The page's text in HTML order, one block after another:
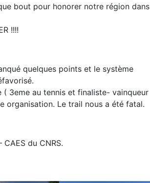
bout pour honorer notre région dans
!!!!
quelques points et le système
3eme au tennis et finaliste- vainqueur
organisation. Le trail nous a été fatal.
du CNRS.